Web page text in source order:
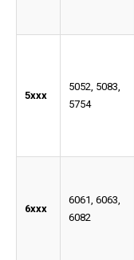
5xxx
5052, 5083,
5754
6xxx
6061, 6063,
6082